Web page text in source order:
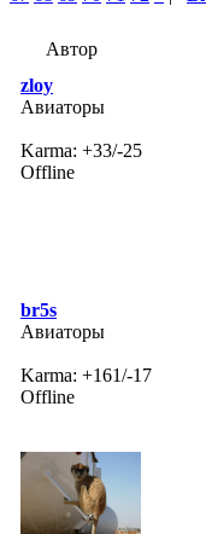
Автор
zloy
Авиаторы
Karma: +33/-25
Offline
br5s
Авиаторы
Karma: +161/-17
Offline